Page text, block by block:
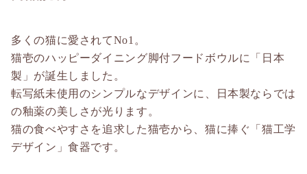
多くの猫に愛されてNo1。
猫壱のハッピーダイニング脚付フードボウルに「日本
製」が誕生しました。
転写紙未使用のシンプルなデザインに、日本製ならでは
の釉薬の美しさが光ります。
猫の食べやすさを追求した猫壱から、猫に捧ぐ「猫工学
デザイン」食器です。